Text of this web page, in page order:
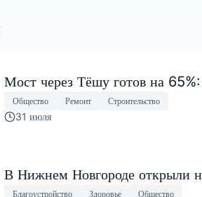
Мост через Тёшу готов на
Общество Ремонт Строительство
31 июля
В Нижнем Новгороде открыли
Благоустройство Здоровье Общество